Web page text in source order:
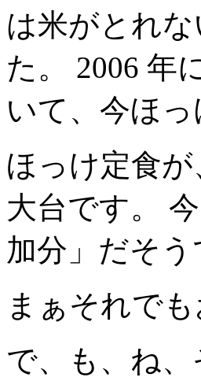
は米がとれ
た。 2006 年
いて、今ほ
ほっけ定食が
大台です。
加分」だそう
まぁそれで
で、も、ね